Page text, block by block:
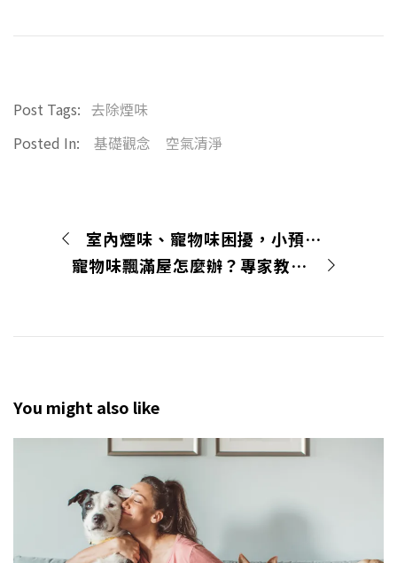
Post Tags: 去除煙味
Posted In:
基礎觀念 空氣清淨
室內煙味、寵物味困擾，小預算48小時快速解決房間異味
寵物味飄滿屋怎麼辦？專家教你根除房間貓尿味、狗臭味
You might also like